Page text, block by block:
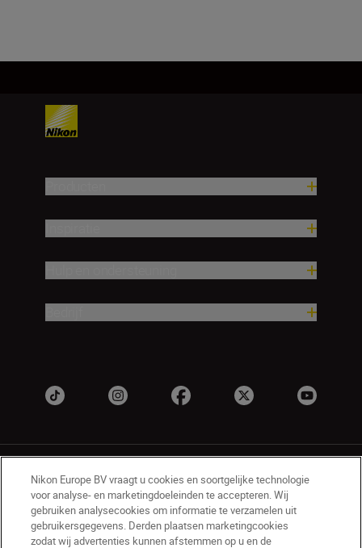
BE(nl) Nikon Sites
Nikon Europe BV vraagt u cookies en soortgelijke technologie
voor analyse- en marketingdoeleinden te accepteren. Wij
gebruiken analysecookies om informatie te verzamelen uit
gebruikersgegevens. Derden plaatsen marketingcookies
zodat wij advertenties kunnen afstemmen op u en de